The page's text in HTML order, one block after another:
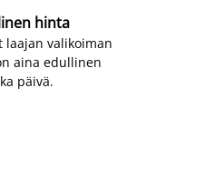
hinta
laajan valikoiman
aina edullinen
päivä.